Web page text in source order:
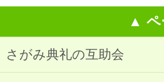
▲ ペ
さがみ典礼の互助会